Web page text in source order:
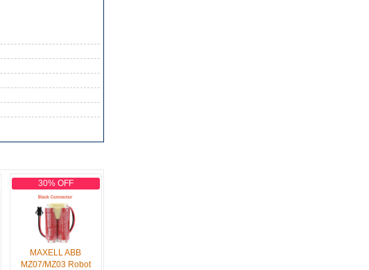
30% OFF
MAXELL ABB
MZ07/MZ03 Robot